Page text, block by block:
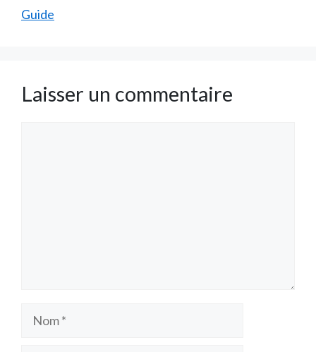
Guide
Laisser un commentaire
Nom